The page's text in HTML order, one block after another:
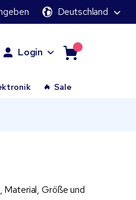
Deutschland
Login
Sale
Material, Größe und